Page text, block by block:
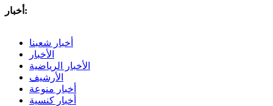
أخبار:
أخبار شعبنا
الأخبار
الأخبار الرياضية
الأرشيف
أخبار منوعة
أخبار كنسية